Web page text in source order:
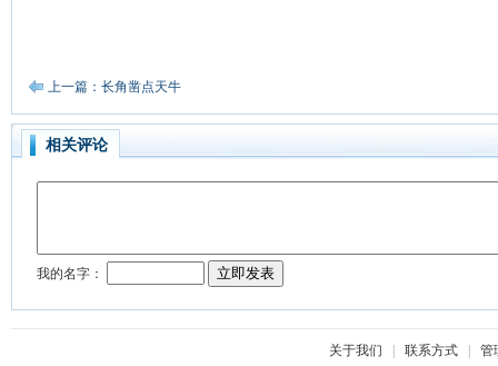
上一篇：长角凿点天牛
相关评论
关于我们 联系方式
管